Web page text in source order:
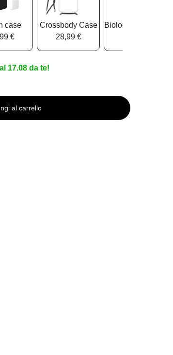
case
€
Crossbody Case
28,99 €
Biologisch
17.08 da te!
al carrello